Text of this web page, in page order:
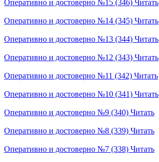
Оперативно и достоверно №15 (346) Читать
Оперативно и достоверно №14 (345) Читать
Оперативно и достоверно №13 (344) Читать
Оперативно и достоверно №12 (343) Читать
Оперативно и достоверно №11 (342) Читать
Оперативно и достоверно №10 (341) Читать
Оперативно и достоверно №9 (340) Читать
Оперативно и достоверно №8 (339) Читать
Оперативно и достоверно №7 (338) Читать